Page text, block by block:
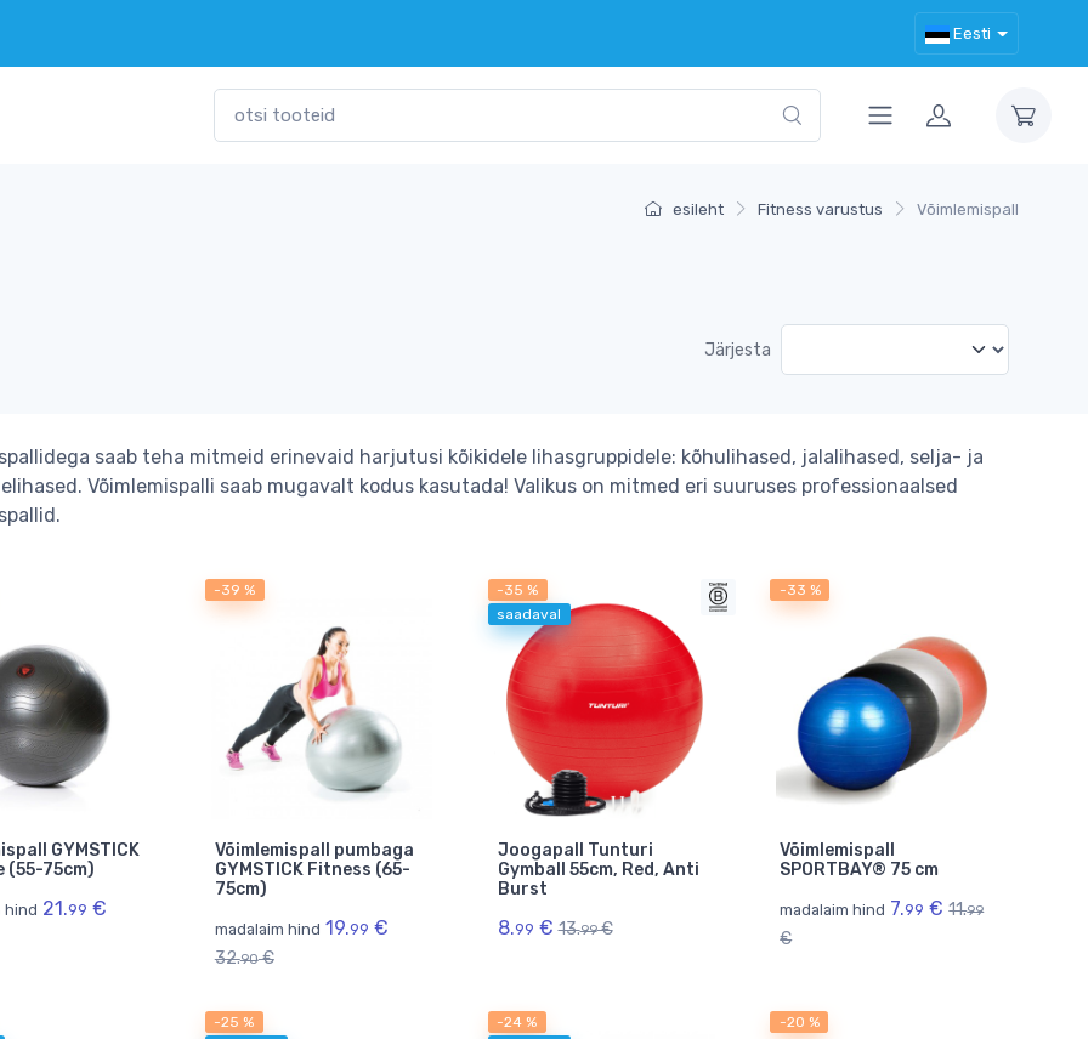
Eesti
esileht Fitness varustus Võimlemispall
Järjesta
saab teha mitmeid erinevaid harjutusi kõikidele lihasgruppidele: kõhulihased, jalalihased, selja- ja
Võimlemispalli saab mugavalt kodus kasutada! Valikus on mitmed eri suuruses professionaalsed
GYMSTICK
(55-75cm)
hind 21.99 €
-39 %
Võimlemispall pumbaga
GYMSTICK Fitness (65-
75cm)
madalaim hind 19.99 €
32.90€
-35 %
saadaval
Joogapall Tunturi
Gymball 55cm, Red, Anti
Burst
8.99 €13.99€
-33 %
Võimlemispall
SPORTBAY® 75 cm
madalaim hind 7.99 €11.99
€
-25 %
-24 %
-20 %